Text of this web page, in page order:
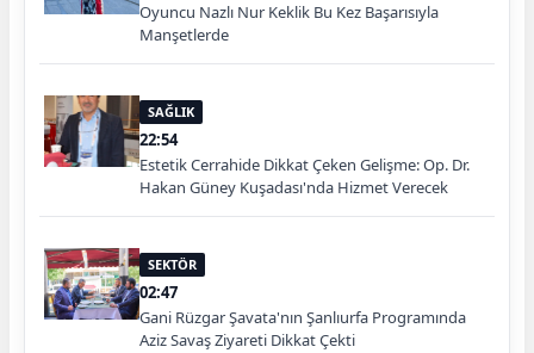
Oyuncu Nazlı Nur Keklik Bu Kez Başarısıyla
Manşetlerde
SAĞLIK
22:54
Estetik Cerrahide Dikkat Çeken Gelişme: Op. Dr.
Hakan Güney Kuşadası'nda Hizmet Verecek
SEKTÖR
02:47
Gani Rüzgar Şavata'nın Şanlıurfa Programında
Aziz Savaş Ziyareti Dikkat Çekti